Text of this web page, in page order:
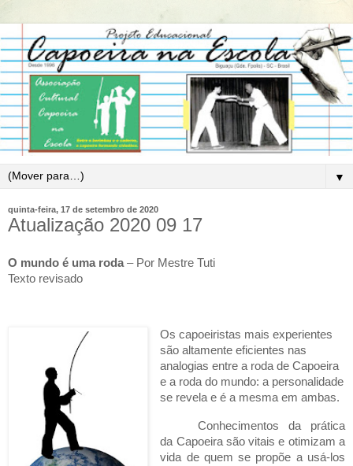
▼
quinta-feira, 17 de setembro de 2020
Atualização 2020 09 17
O mundo é uma roda – Por Mestre Tuti
Texto revisado
Os capoeiristas mais experientes
são altamente eficientes nas
analogias entre a roda de Capoeira
e a roda do mundo: a personalidade
se revela e é a mesma em ambas.
Conhecimentos da prática
da Capoeira são vitais e otimizam a
vida de quem se propõe a usá-los